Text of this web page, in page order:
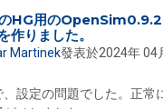
Martinek
HG用の
作りました。
Martinek發表於2024年 04
、設定の問題でした。正常